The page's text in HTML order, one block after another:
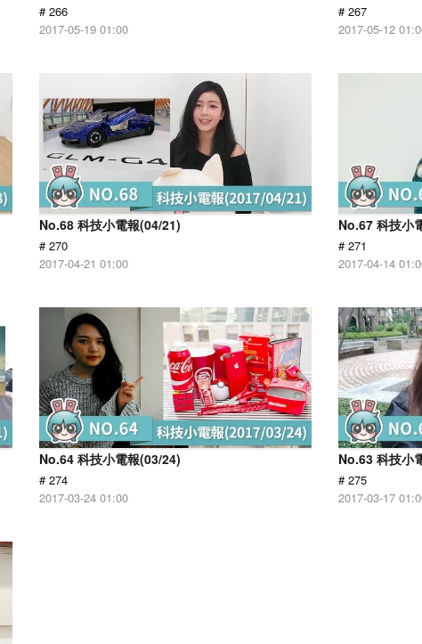
# 266
2017-05-19 01:00
# 267
2017-05-12
No.68 科技小電報(04/21)
# 270
2017-04-21 01:00
No.67 科技小
# 271
2017-04-14
No.64 科技小電報(03/24)
# 274
2017-03-24 01:00
No.63 科技小
# 275
2017-03-17